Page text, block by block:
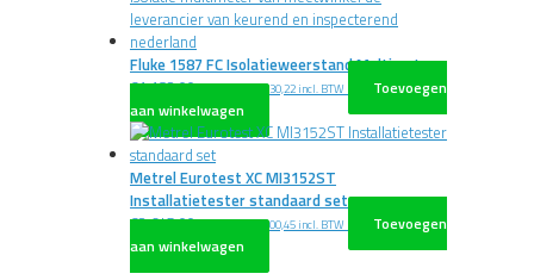
Fluke 1587 FC Isolatieweerstand Multimeter
€1.182,00 excl. BTW€1.430,22 incl. BTW
Toevoegen
aan winkelwagen
Metrel Eurotest XC MI3152ST
Installatietester standaard set
€2.645,00 excl. BTW€3.200,45 incl. BTW
Toevoegen
aan winkelwagen